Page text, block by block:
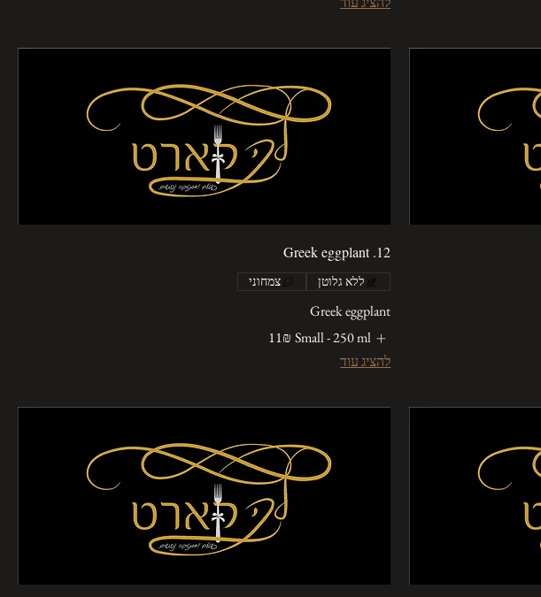
12. Greek eggplant
ללא גלוטן צמחוני
Greek eggplant
Small - 250 ml
‏11 ‏₪
להציג עוד